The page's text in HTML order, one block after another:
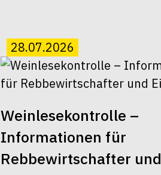
28.07.2026
Weinlesekontrolle –
Informationen für
Rebbewirtschafter und